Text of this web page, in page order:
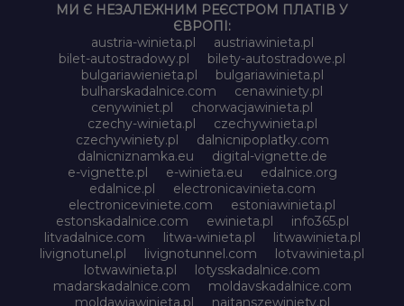
МИ Є НЕЗАЛЕЖНИМ РЕЄСТРОМ ПЛАТІВ У
ЄВРОПІ:
austria-winieta.pl
austriawinieta.pl
bilet-autostradowy.pl
bilety-autostradowe.pl
bulgariawienieta.pl
bulgariawinieta.pl
bulharskadalnice.com
cenawiniety.pl
cenywiniet.pl
chorwacjawinieta.pl
czechy-winieta.pl
czechywinieta.pl
czechywiniety.pl
dalnicnipoplatky.com
dalnicniznamka.eu
digital-vignette.de
e-vignette.pl
e-winieta.eu
edalnice.org
edalnice.pl
electronicavinieta.com
electroniceviniete.com
estoniawinieta.pl
estonskadalnice.com
ewinieta.pl
info365.pl
litvadalnice.com
litwa-winieta.pl
litwawinieta.pl
livignotunel.pl
livignotunnel.com
lotvawinieta.pl
lotwawinieta.pl
lotysskadalnice.com
madarskadalnice.com
moldavskadalnice.com
moldawiawinieta.pl
najtanszewiniety.pl